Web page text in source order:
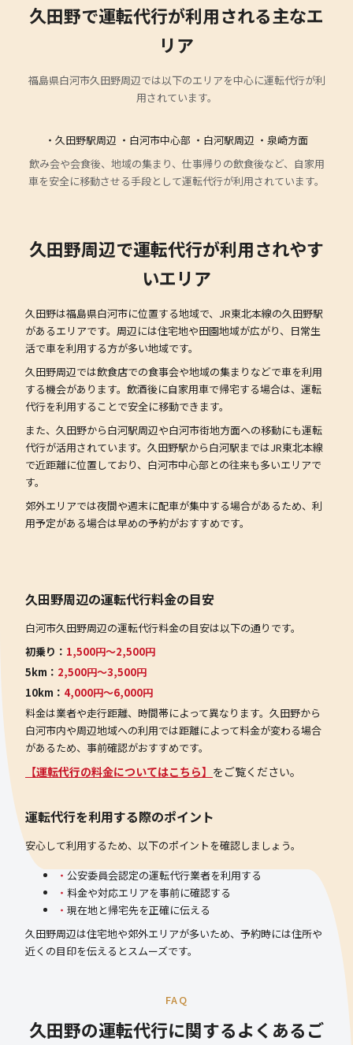
久田野で運転代行が利用される主なエ
リア
福島県白河市久田野周辺では以下のエリアを中心に運転代行が利
用されています。
・久田野駅周辺 ・白河市中心部 ・白河駅周辺 ・泉崎方面
飲み会や会食後、地域の集まり、仕事帰りの飲食後など、自家用
車を安全に移動させる手段として運転代行が利用されています。
久田野周辺で運転代行が利用されやす
いエリア
久田野は福島県白河市に位置する地域で、JR東北本線の久田野駅
があるエリアです。周辺には住宅地や田園地域が広がり、日常生
活で車を利用する方が多い地域です。
久田野周辺では飲食店での食事会や地域の集まりなどで車を利用
する機会があります。飲酒後に自家用車で帰宅する場合は、運転
代行を利用することで安全に移動できます。
また、久田野から白河駅周辺や白河市街地方面への移動にも運転
代行が活用されています。久田野駅から白河駅まではJR東北本線
で近距離に位置しており、白河市中心部との往来も多いエリアで
す。
郊外エリアでは夜間や週末に配車が集中する場合があるため、利
用予定がある場合は早めの予約がおすすめです。
久田野周辺の運転代行料金の目安
白河市久田野周辺の運転代行料金の目安は以下の通りです。
初乗り： 1,500円〜2,500円
5km： 2,500円〜3,500円
10km： 4,000円〜6,000円
料金は業者や走行距離、時間帯によって異なります。久田野から
白河市内や周辺地域への利用では距離によって料金が変わる場合
があるため、事前確認がおすすめです。
【運転代行の料金についてはこちら】 をご覧ください。
運転代行を利用する際のポイント
安心して利用するため、以下のポイントを確認しましょう。
公安委員会認定の運転代行業者を利用する
料金や対応エリアを事前に確認する
現在地と帰宅先を正確に伝える
久田野周辺は住宅地や郊外エリアが多いため、予約時には住所や
近くの目印を伝えるとスムーズです。
FAQ
久田野の運転代行に関するよくあるご